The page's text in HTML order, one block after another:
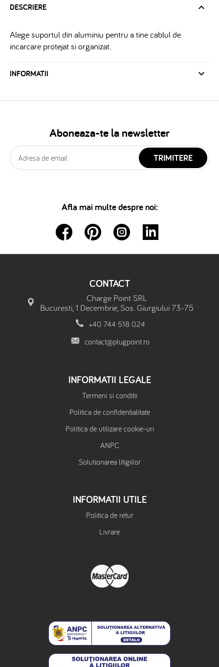
DESCRIERE
Alege suportul din aluminiu pentru a tine cablul de
incarcare protejat si organizat.
INFORMATII
Aboneaza-te la newsletter
TRIMITERE
Afla mai multe despre noi:
CONTACT
Charge Point SRL
Bucuresti, 1 Decembrie, Sos. Giurgiului 73-75
+40 744 518 024
contact@plugpoint.ro
INFORMATII LEGALE
Termeni si conditii
Politica de confidentialitate
Politica de utilizare cookie-uri
ANPC
Solutionarea litigiilor
INFORMATII UTILE
Politica de retur
Livrare